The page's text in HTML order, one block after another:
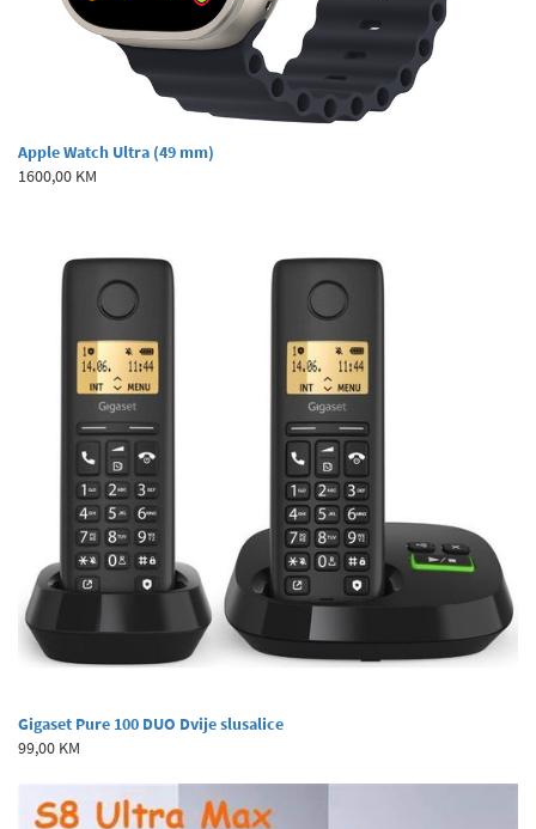
Apple Watch Ultra (49 mm)
1600,00 KM
Gigaset Pure 100 DUO Dvije slusalice
99,00 KM